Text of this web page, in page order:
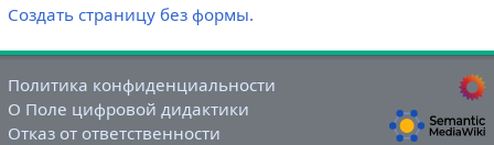
Создать страницу без формы.
Политика конфиденциальности
О Поле цифровой дидактики
Отказ от ответственности